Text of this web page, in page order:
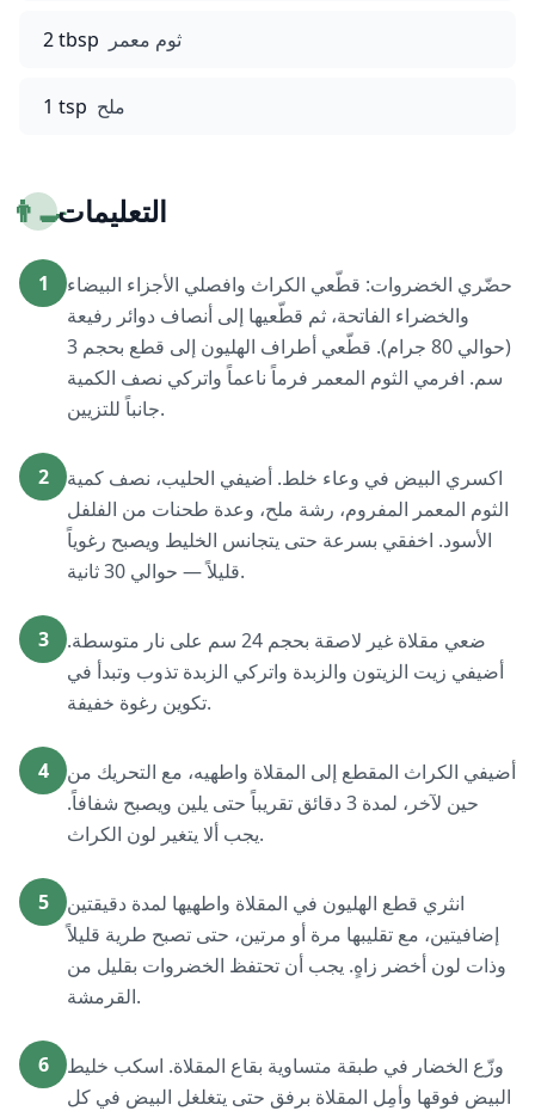
2 tbsp ثوم معمر
1 tsp ملح
👨‍🍳التعليمات
1
حضّري الخضروات: قطّعي الكراث وافصلي الأجزاء البيضاء
والخضراء الفاتحة، ثم قطّعيها إلى أنصاف دوائر رفيعة
(حوالي 80 جرام). قطّعي أطراف الهليون إلى قطع بحجم 3
سم. افرمي الثوم المعمر فرماً ناعماً واتركي نصف الكمية
جانباً للتزيين.
2
اكسري البيض في وعاء خلط. أضيفي الحليب، نصف كمية
الثوم المعمر المفروم، رشة ملح، وعدة طحنات من الفلفل
الأسود. اخفقي بسرعة حتى يتجانس الخليط ويصبح رغوياً
قليلاً — حوالي 30 ثانية.
3
ضعي مقلاة غير لاصقة بحجم 24 سم على نار متوسطة.
أضيفي زيت الزيتون والزبدة واتركي الزبدة تذوب وتبدأ في
تكوين رغوة خفيفة.
4
أضيفي الكراث المقطع إلى المقلاة واطهيه، مع التحريك من
حين لآخر، لمدة 3 دقائق تقريباً حتى يلين ويصبح شفافاً.
يجب ألا يتغير لون الكراث.
5
انثري قطع الهليون في المقلاة واطهيها لمدة دقيقتين
إضافيتين، مع تقليبها مرة أو مرتين، حتى تصبح طرية قليلاً
وذات لون أخضر زاهٍ. يجب أن تحتفظ الخضروات بقليل من
القرمشة.
6
وزّع الخضار في طبقة متساوية بقاع المقلاة. اسكب خليط
البيض فوقها وأمِل المقلاة برفق حتى يتغلغل البيض في كل